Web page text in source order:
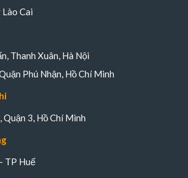
Lào Cai
Thanh Xuân, Hà Nội
Phú Nhận, Hồ Chí Minh
Quận 3, Hồ Chí Minh
TP Huế